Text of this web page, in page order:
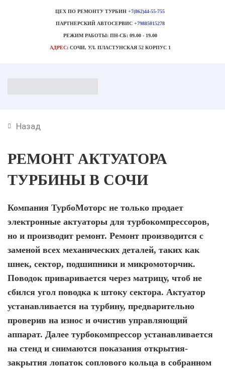
ЦЕХ ПО РЕМОНТУ ТУРБИН +7(862)44-55-755
ПАРТНЕРСКИЙ АВТОСЕРВИС +79885015278
РЕЖИМ РАБОТЫ: ПН-СБ: 09.00 - 19.00
АДРЕС: СОЧИ, УЛ. ПЛАСТУНСКАЯ 52 КОРПУС 1
Назад
РЕМОНТ АКТУАТОРА
ТУРБИНЫ В СОЧИ
Компания ТурбоМоторс не только продает
электронные актуаторы для турбокомпрессоров,
но и производит ремонт. Ремонт производится с
заменой всех механических деталей, таких как
шнек, сектор, подшипники и микромоторчик.
Поводок приваривается через матрицу, чтоб не
сбился угол поводка к штоку сектора. Актуатор
устанавливается на турбину, предварительно
проверив на износ и очистив управляющий
аппарат. Далее турбокомпрессор устанавливается
на стенд и снимаются показания открытия-
закрытия лопаток соплового кольца в собранном